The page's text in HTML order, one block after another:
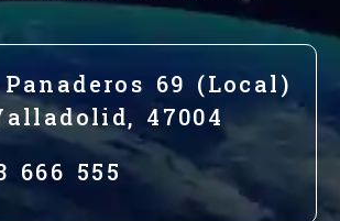
69 (Local)
47004
666 555